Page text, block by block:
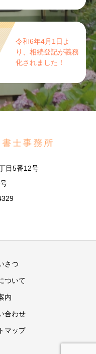
令和6年4月1日よ
り、相続登記が義務
化されました！
目5番12号
号
さつ
ついて
内
合わせ
マップ